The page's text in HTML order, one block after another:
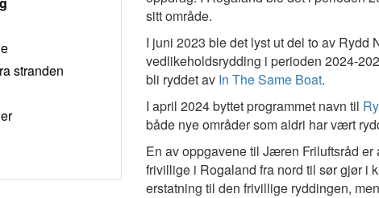
stranden
sitt område.
I juni 2023 ble det lyst ut del to av Rydd
vedlikeholdsrydding i perioden 2024-
bli ryddet av In The Same Boat.
I april 2024 byttet programmet navn til
både nye områder som aldri har vært
En av oppgavene til Jæren Friluftsråd
frivillige i Rogaland fra nord til sør gjør i
erstatning til den frivillige ryddingen,